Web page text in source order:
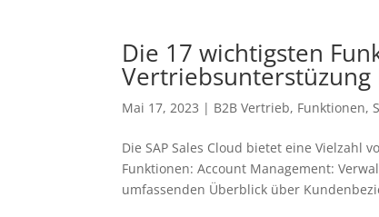
Die 17 wichtigsten
Vertriebsunterstüzung
Mai 17, 2023 | B2B Vertrieb, Funktionen,
Die SAP Sales Cloud bietet eine Vielzahl
Funktionen: Account Management:
umfassenden Überblick über